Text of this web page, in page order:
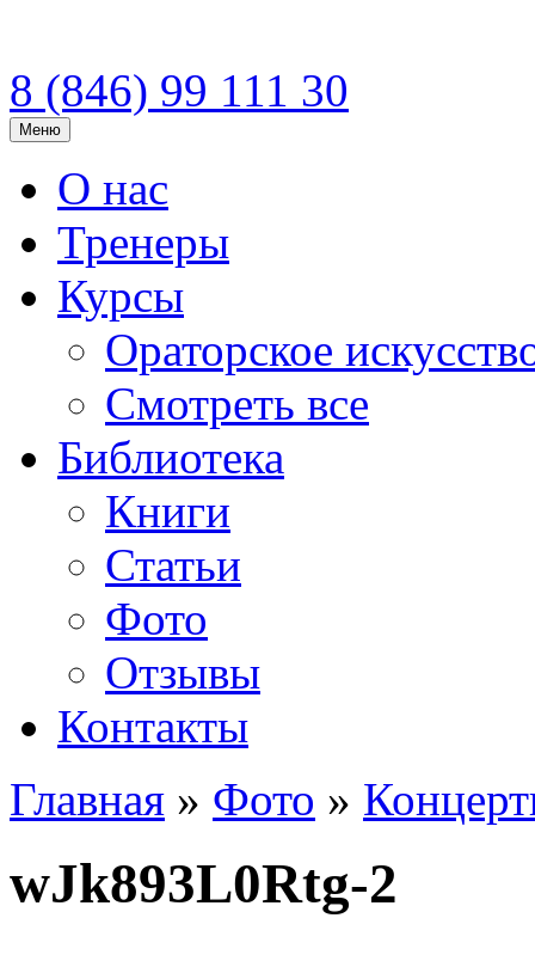
8 (846) 99 111 30
Меню
О нас
Тренеры
Курсы
Ораторское
Смотреть все
Библиотека
Книги
Статьи
Фото
Отзывы
Контакты
Главная » Фото »
wJk893L0Rtg-2